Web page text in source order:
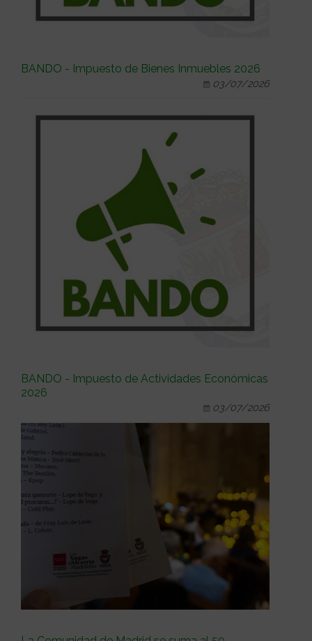
BANDO - Impuesto de Bienes Inmuebles 2026
03/07/2026
BANDO - Impuesto de Actividades Económicas
2026
03/07/2026